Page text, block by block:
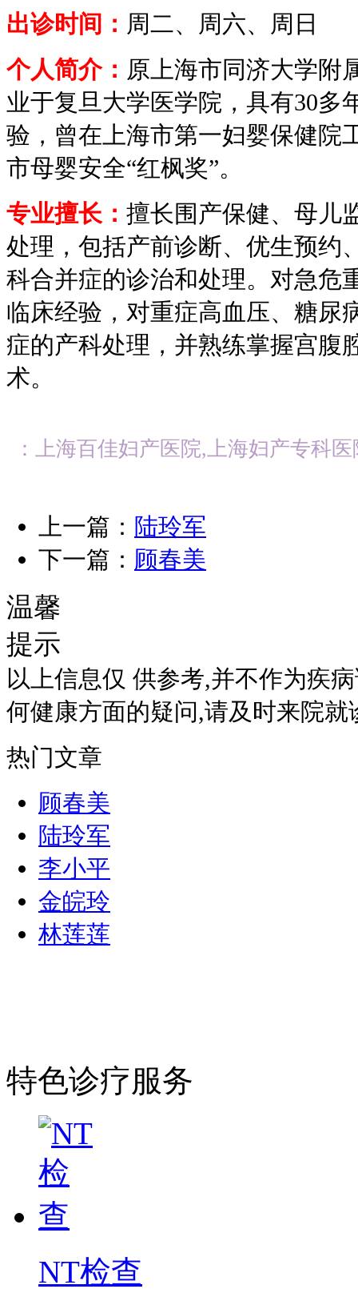
出诊时间： 周二、周六、周日
个人简介： 原上海市同济大学附
业于复旦大学医学院，具有30多
验，曾在上海市第一妇婴保健院
市母婴安全“红枫奖”。
专业擅长： 擅长围产保健、母儿
处理，包括产前诊断、优生预约
科合并症的诊治和处理。对急危
临床经验，对重症高血压、糖尿
症的产科处理，并熟练掌握宫腹
术。
：上海百佳妇产医院,上海妇产专科
上一篇： 陆玲军
下一篇： 顾春美
温馨
提示
以上信息仅 供参考,并不作为疾
何健康方面的疑问,请及时来院就
热门文章
顾春美
陆玲军
李小平
金皖玲
林莲莲
特色诊疗服务
NT检查